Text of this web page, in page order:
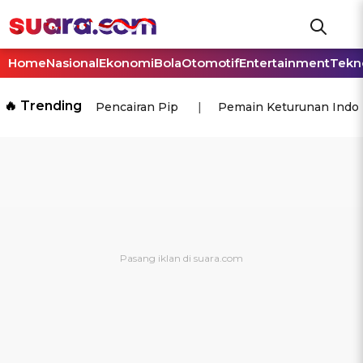
HomeNasionalEkonomiBolaOtomotifEntertainment
🔥 Trending Pencairan Pip Pemain Keturunan